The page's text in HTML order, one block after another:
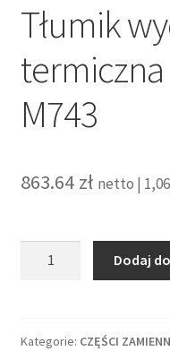
Tłumik
M743
863.64 zł netto |
termiczna
Dodaj
Kategorie: CZĘŚCI